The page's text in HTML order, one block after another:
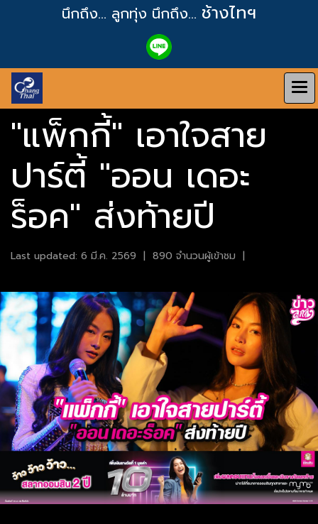
นึกถึง... ลูกทุ่ง นึกถึง... ช้างไทฯ
"แพ็กกี้" เอาใจสาย
ปาร์ตี้ "ออน เดอะ
ร็อค" ส่งท้ายปี
Last updated: 6 มี.ค. 2569 | 890 จำนวนผู้เข้าชม |